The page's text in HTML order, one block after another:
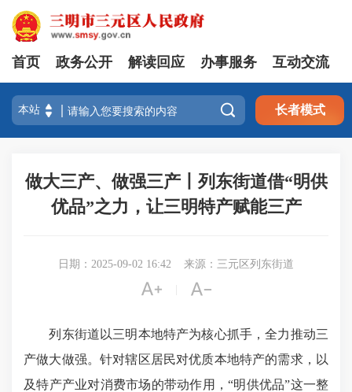
首页 政务公开 解读回应 办事服务 互动交流
 长者模式
做大三产、做强三产丨列东街道借“明供
优品”之力，让三明特产赋能三产
日期：2025-09-02 16:42 来源：三元区列东街道
 
列东街道以三明本地特产为核心抓手，全力推动三
产做大做强。针对辖区居民对优质本地特产的需求，以
及特产产业对消费市场的带动作用，“明供优品”这一整